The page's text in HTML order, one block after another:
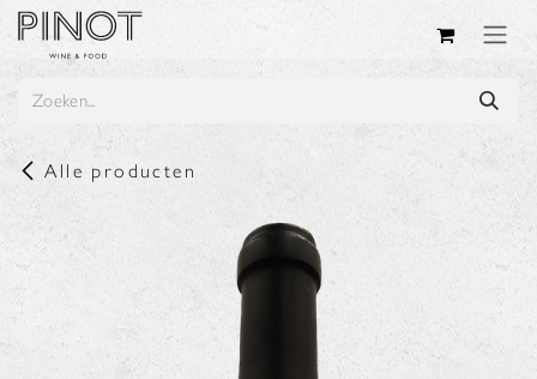
Overslaan naar inhoud
Alle producten